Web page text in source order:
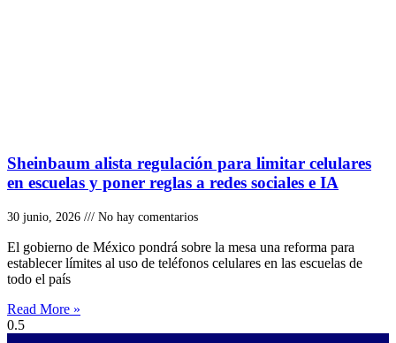
Sheinbaum alista regulación para limitar celulares
en escuelas y poner reglas a redes sociales e IA
30 junio, 2026 No hay comentarios
El gobierno de México pondrá sobre la mesa una reforma para
establecer límites al uso de teléfonos celulares en las escuelas de
todo el país
Read More »